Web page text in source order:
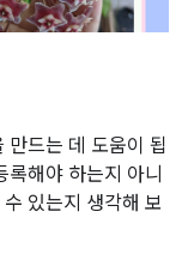
만드는 데 도움이 됩
해야 하는지 아니
있는지 생각해 보